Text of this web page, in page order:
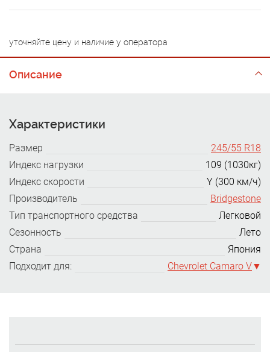
уточняйте цену и наличие у оператора
Описание
Характеристики
Размер
245/55 R18
Индекс нагрузки
109 (1030кг)
Индекс скорости
Y (300 км/ч)
Производитель
Bridgestone
Тип транспортного средства
Легковой
Сезонность
Лето
Страна
Япония
Подходит для:
Chevrolet Camaro V